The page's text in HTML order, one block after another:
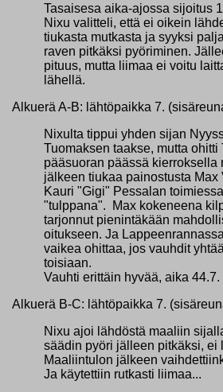
Tasaisesa aika-ajossa sijoitus
Nixu valitteli, että ei oikein
tiukasta mutkasta ja syyksi
raven pitkäksi pyöriminen.
pituus, mutta liimaa ei voitu
lähellä.
Alkuerä A-B: lähtöpaikka 7.
Nixulta tippui yhden sijan
Tuomaksen taakse, mutta ohitti
pääsuoran päässä kierroksella
jälkeen tiukaa painostusta Max
Kauri "Gigi" Pessalan
"tulppana". Max kokeneena
tarjonnut pienintäkään
oitukseen. Ja
vaikea ohittaa, jos vauhdit
toisiaan.
Vauhti erittäin hyvää, aika 44.7.
Alkuerä B-C: lähtöpaikka 7.
Nixu ajoi lähdöstä maaliin
säädin pyöri jälleen pitkäksi, ei
Maaliintulon jälkeen
Ja käytettiin rutkasti liimaa...